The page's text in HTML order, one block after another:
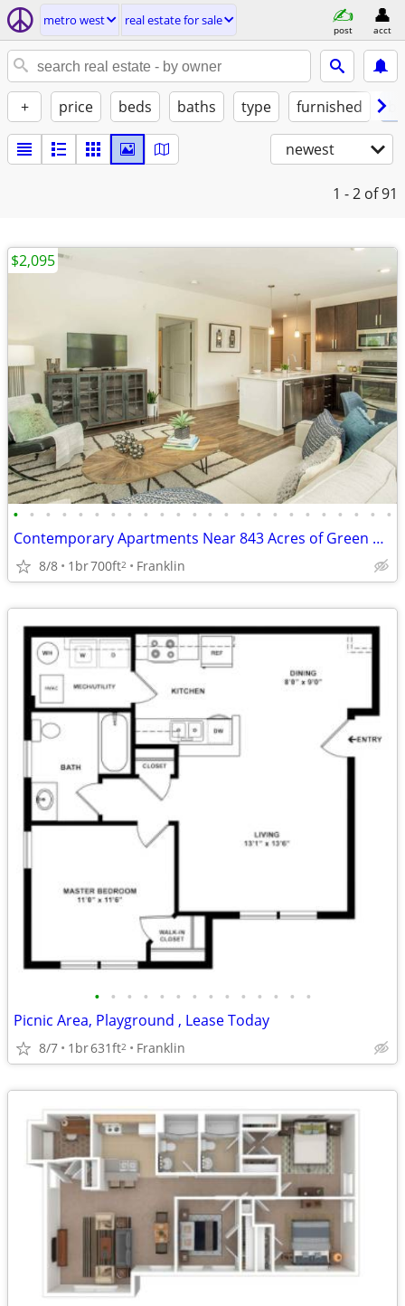
metro west real estate for sale
post acct
+ price beds baths type furnished
newest
1 - 2 of 91
• • • • • • • • • • • • • • • • • • • • • • • •
Contemporary Apartments Near 843 Acres of Green Space
8/8 1br700ft2 Franklin
$2,095
• • • • • • • • • • • • • •
Picnic Area, Playground , Lease Today
8/7 1br631ft2 Franklin